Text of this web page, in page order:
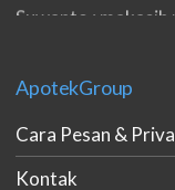
Suwanto : makasih
double. beneran
eko padang : ko
gan. cpet bgt
ApotekGroup
Cara Pesan &
Kontak